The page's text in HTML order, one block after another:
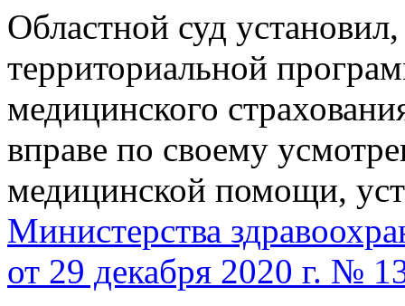
Областной суд
территориальной
медицинского
вправе по своему
медицинской помощи,
Министерства
от 29 декабря 2020 г. №